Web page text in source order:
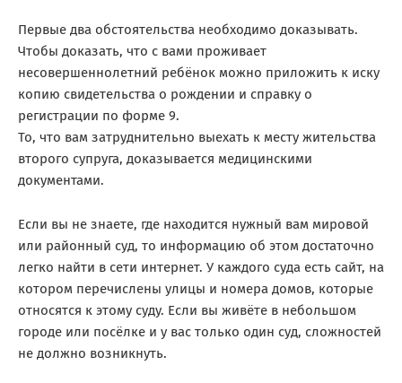
Первые два обстоятельства необходимо доказывать.
Чтобы доказать, что с вами проживает
несовершеннолетний ребёнок можно приложить к иску
копию свидетельства о рождении и справку о
регистрации по форме 9.
То, что вам затруднительно выехать к месту жительства
второго супруга, доказывается медицинскими
документами.
Если вы не знаете, где находится нужный вам мировой
или районный суд, то информацию об этом достаточно
легко найти в сети интернет. У каждого суда есть сайт, на
котором перечислены улицы и номера домов, которые
относятся к этому суду. Если вы живёте в небольшом
городе или посёлке и у вас только один суд, сложностей
не должно возникнуть.